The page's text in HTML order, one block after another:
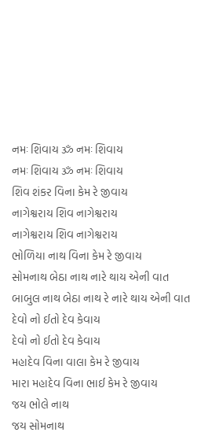
નમઃ શિવાય ૐ નમઃ શિવાય
નમઃ શિવાય ૐ નમઃ શિવાય
શિવ શંકર વિના કેમ રે જીવાય
નાગેશ્વરાય શિવ નાગેશ્વરાય
નાગેશ્વરાય શિવ નાગેશ્વરાય
ભોળિયા નાથ વિના કેમ રે જીવાય
સોમનાથ બેઠા નાથ નારે થાય એની વાત
બાબુલ નાથ બેઠા નાથ રે નારે થાય એની વાત
દેવો નો ઈતો દેવ કેવાય
દેવો નો ઈતો દેવ કેવાય
મહાદેવ વિના વાલા કેમ રે જીવાય
મારા મહાદેવ વિના ભાઈ કેમ રે જીવાય
જય ભોલે નાથ
જય સોમનાથ